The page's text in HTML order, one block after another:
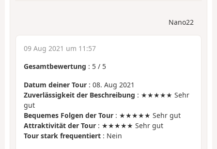
Nano22
09 Aug 2021 um 11:57
Gesamtbewertung : 5 / 5
Datum deiner Tour : 08. Aug 2021
Zuverlässigkeit der Beschreibung : ★★★★★ Sehr
gut
Bequemes Folgen der Tour : ★★★★★ Sehr gut
Attraktivität der Tour : ★★★★★ Sehr gut
Tour stark frequentiert : Nein